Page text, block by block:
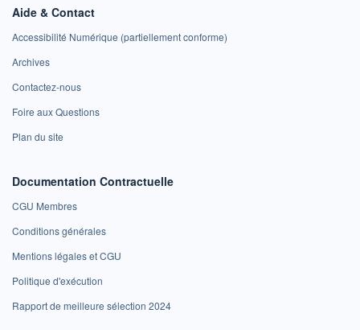
Aide & Contact
Accessibilité Numérique (partiellement conforme)
Archives
Contactez-nous
Foire aux Questions
Plan du site
Documentation Contractuelle
CGU Membres
Conditions générales
Mentions légales et CGU
Politique d'exécution
Rapport de meilleure sélection 2024